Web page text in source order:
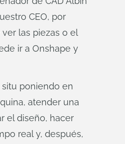
CEO, por
las piezas o el
ir a Onshape y
situ poniendo en
atender una
el diseño, hacer
real y, después,